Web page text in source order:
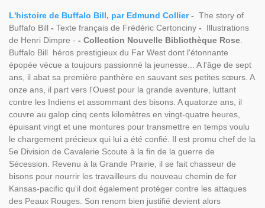
L'histoire de Buffalo Bill, par Edmund Collier- The story of
Buffafo Bill - Texte français de Frédéric Certonciny -
Illustrations
de Henri Dimpre - - Collection Nouvelle Bibliothèque Rose
Buffalo Bill héros prestigieux du Far West dont l'étonnante
épopée vécue a toujours passionné la jeunesse... A l'âge de sept
ans, il abat sa première panthère en sauvant ses petites sœurs. A
onze ans, il part vers l'Ouest pour la grande aventure, luttant
contre les Indiens et assommant des bisons. A quatorze ans, il
couvre au galop cinq cents kilomètres en vingt-quatre heures,
épuisant vingt et une montures pour transmettre en temps voulu
le chargement précieux qui lui a été confié. Il est promu chef de la
5e Division de Cavalerie Scoute à la fin de la guerre de
Sécession. Revenu à la Grande Prairie, il se fait chasseur de
bisons pour nourrir les travailleurs du nouveau chemin de fer
Kansas-pacific qu'il doit également protéger contre les attaques
des Peaux Rouges. Son renom bien justifié devient alors